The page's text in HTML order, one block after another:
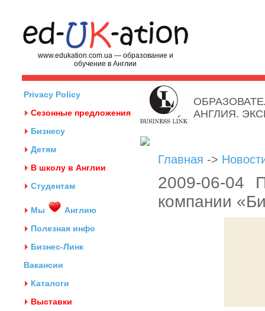
www.edukation.com.ua — образование и
обучение в Англии
Privacy Policy
Сезонные предложения
Бизнесу
Детям
В школу в Англии
Студентам
Мы
Англию
Полезная инфо
Бизнес-Линк
Вакансии
Каталоги
Выставки
АНГЛИЯ.
Главная ->
2009-06-04
компании